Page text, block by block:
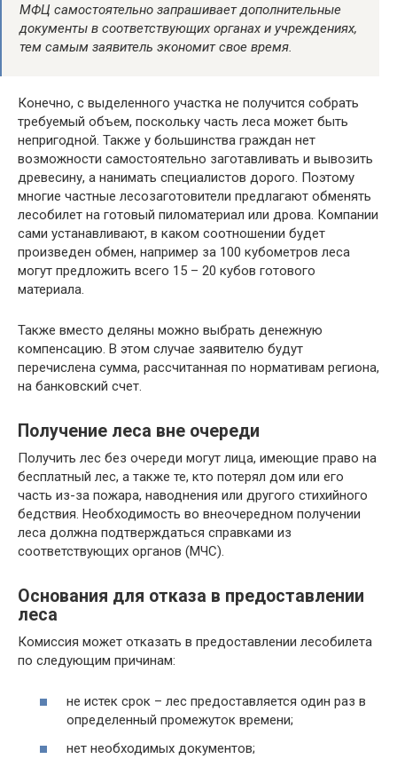
МФЦ самостоятельно запрашивает дополнительные
документы в соответствующих органах и учреждениях,
тем самым заявитель экономит свое время.
Конечно, с выделенного участка не получится собрать
требуемый объем, поскольку часть леса может быть
непригодной. Также у большинства граждан нет
возможности самостоятельно заготавливать и вывозить
древесину, а нанимать специалистов дорого. Поэтому
многие частные лесозаготовители предлагают обменять
лесобилет на готовый пиломатериал или дрова. Компании
сами устанавливают, в каком соотношении будет
произведен обмен, например за 100 кубометров леса
могут предложить всего 15 – 20 кубов готового
материала.
Также вместо деляны можно выбрать денежную
компенсацию. В этом случае заявителю будут
перечислена сумма, рассчитанная по нормативам региона,
на банковский счет.
Получение леса вне очереди
Получить лес без очереди могут лица, имеющие право на
бесплатный лес, а также те, кто потерял дом или его
часть из-за пожара, наводнения или другого стихийного
бедствия. Необходимость во внеочередном получении
леса должна подтверждаться справками из
соответствующих органов (МЧС).
Основания для отказа в предоставлении
леса
Комиссия может отказать в предоставлении лесобилета
по следующим причинам:
не истек срок – лес предоставляется один раз в
определенный промежуток времени;
нет необходимых документов;